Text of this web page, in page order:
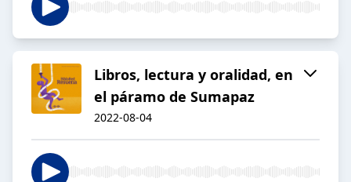
Libros, lectura y oralidad, en
el páramo de Sumapaz
2022-08-04